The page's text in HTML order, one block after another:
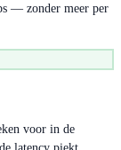
— zonder meer per
voor in de